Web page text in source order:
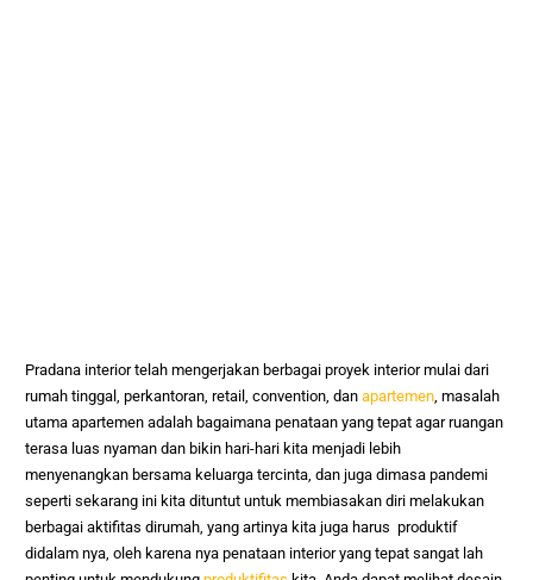
Pradana interior telah mengerjakan berbagai proyek interior mulai dari
rumah tinggal, perkantoran, retail, convention, danapartemen , masalah
utama apartemen adalah bagaimana penataan yang tepat agar ruangan
terasa luas nyaman dan bikin hari-hari kita menjadi lebih
menyenangkan bersama keluarga tercinta, dan juga dimasa pandemi
seperti sekarang ini kita dituntut untuk membiasakan diri melakukan
berbagai aktifitas dirumah, yang artinya kita juga harus produktif
didalam nya, oleh karena nya penataan interior yang tepat sangat lah